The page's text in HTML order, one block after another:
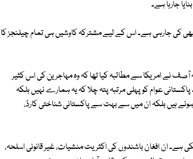
جارہا ہے۔
کی جارہی ہے۔ اس کے لیے مشترکہ کاوشیں ہی تمام چیلنجز کا
نے امریکا سے مطالبہ کیا تھا کہ وہ مہاجرین کی اس کثیر
عوام کو پہلی مرتبہ پتہ چلا کہ یہ ہمارے نہیں بلکہ
ہیں بلکہ ان میں سے بہت سے پاکستانی شناختی کارڈ،
ان افغان باشندوں کی اکثریت منشیات، غیر قانونی اسلحہ،